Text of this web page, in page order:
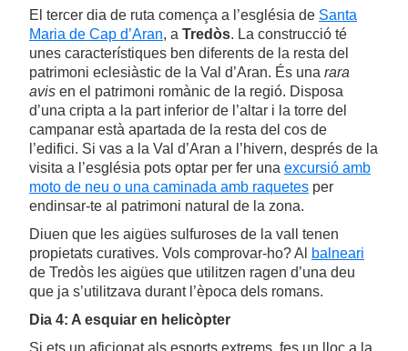
El tercer dia de ruta comença a l’església de Santa
Maria de Cap d’Aran, a Tredòs. La construcció té
unes característiques ben diferents de la resta del
patrimoni eclesiàstic de la Val d’Aran. És una rara
avis en el patrimoni romànic de la regió. Disposa
d’una cripta a la part inferior de l’altar i la torre del
campanar està apartada de la resta del cos de
l’edifici. Si vas a la Val d’Aran a l’hivern, després de la
visita a l’església pots optar per fer una excursió amb
moto de neu o una caminada amb raquetes per
endinsar-te al patrimoni natural de la zona.
Diuen que les aigües sulfuroses de la vall tenen
propietats curatives. Vols comprovar-ho? Al
balneari
de Tredòs les aigües que utilitzen ragen d’una deu
que ja s’utilitzava durant l’època dels romans.
Dia 4: A esquiar en helicòpter
Si ets un aficionat als esports extrems, fes un lloc a la